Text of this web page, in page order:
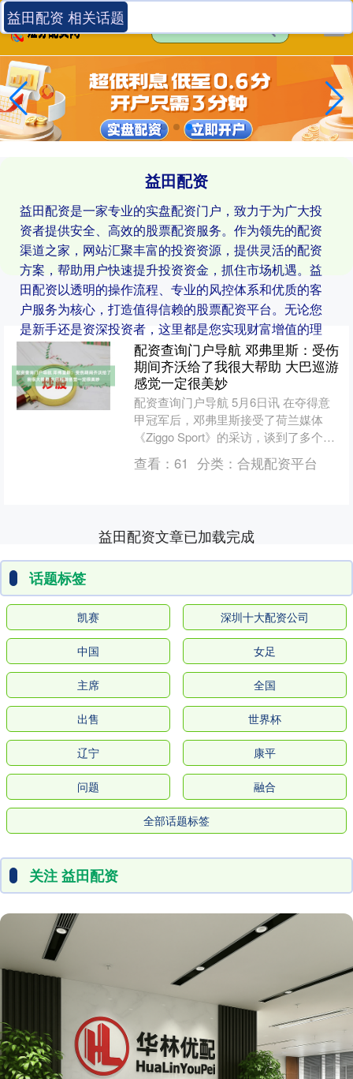
益田配资
益田配资是一家专业的实盘配资门户，致力于为广大投
资者提供安全、高效的股票配资服务。作为领先的配资
渠道之家，网站汇聚丰富的投资资源，提供灵活的配资
方案，帮助用户快速提升投资资金，抓住市场机遇。益
田配资以透明的操作流程、专业的风控体系和优质的客
户服务为核心，打造值得信赖的股票配资平台。无论您
是新手还是资深投资者，这里都是您实现财富增值的理
想选择。
益田配资 相关话题
配资查询门户导航 邓弗里斯：受伤
期间齐沃给了我很大帮助 大巴巡游
感觉一定很美妙
配资查询门户导航 5月6日讯 在夺得意
甲冠军后，邓弗里斯接受了荷兰媒体
《Ziggo Sport》的采访，谈到了多个话
题。 关于本赛季因伤休战数月 “那是一
段非常....
查看： 61 分类： 合规配资平台
益田配资文章已加载完成
话题标签
凯赛 深圳十大配资公司
中国 女足
主席 全国
出售 世界杯
辽宁 康平
问题 融合
全部话题标签
关注 益田配资